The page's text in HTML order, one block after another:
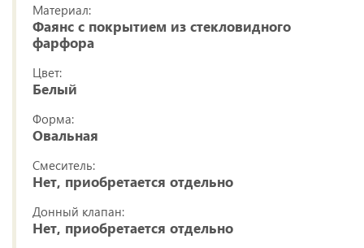
Материал:
Фаянс с покрытием из стекловидного
фарфора
Цвет:
Белый
Форма:
Овальная
Смеситель:
Нет, приобретается отдельно
Донный клапан:
Нет, приобретается отдельно